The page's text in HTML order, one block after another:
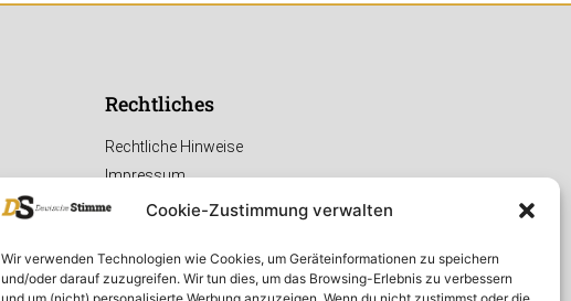
Cookie-Zustimmung verwalten
Wir verwenden Technologien wie Cookies, um Geräteinformationen zu speichern
und/oder darauf zuzugreifen. Wir tun dies, um das Browsing-Erlebnis zu verbessern
Rechtliches
Rechtliche Hinweise
Impressum
Datenschutzerklärung